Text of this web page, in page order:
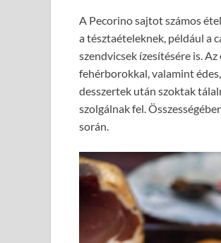
A Pecorino sajtot számos
a tésztaételeknek, például a
szendvicsek ízesítésére is.
fehérborokkal, valamint
desszertek után szoktak
szolgálnak fel.
során.